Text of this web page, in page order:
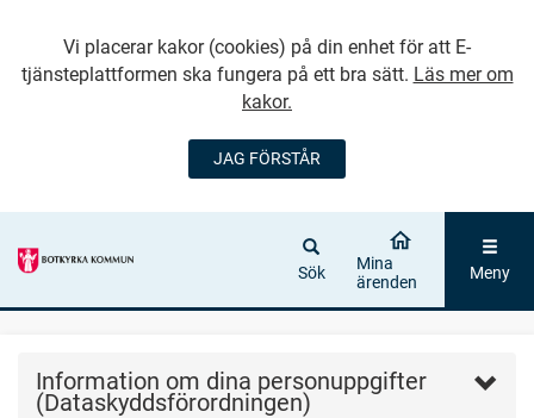
Vi placerar kakor (cookies) på din enhet för att E-
tjänsteplattformen ska fungera på ett bra sätt. Läs mer om
kakor.
JAG FÖRSTÅR
GÅ DIREKT TILL
Sök
Mina
ärenden
Meny
Information om dina personuppgifter
(Dataskyddsförordningen)